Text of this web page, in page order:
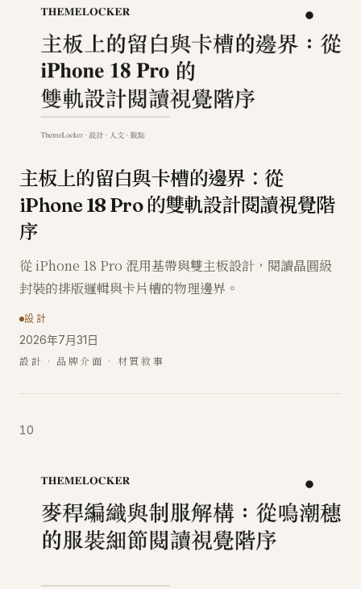
主板上的留白與卡槽的邊界：從
iPhone 18 Pro 的雙軌設計閱讀視覺階
序
從 iPhone 18 Pro 混用基帶與雙主板設計，閱讀晶圓級
封裝的排版邏輯與卡片槽的物理邊界。
設計
2026年7月31日
設計 · 品牌介面 · 材質敘事
10